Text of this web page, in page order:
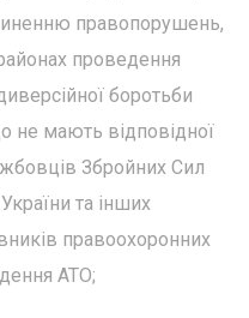
правопорушень,
проведення
боротьби
не мають відповідної
Збройних Сил
та інших
правоохоронних
АТО;